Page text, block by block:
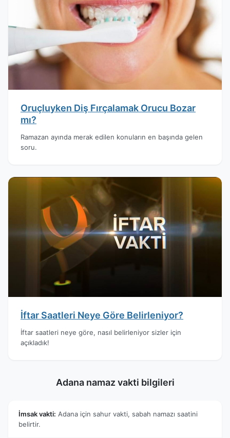
Oruçluyken Diş Fırçalamak Orucu Bozar
mı?
Ramazan ayında merak edilen konuların en başında gelen
soru.
İftar Saatleri Neye Göre Belirleniyor?
İftar saatleri neye göre, nasıl belirleniyor sizler için
açıkladık!
Adana namaz vakti bilgileri
İmsak vakti: Adana için sahur vakti, sabah namazı saatini
belirtir.